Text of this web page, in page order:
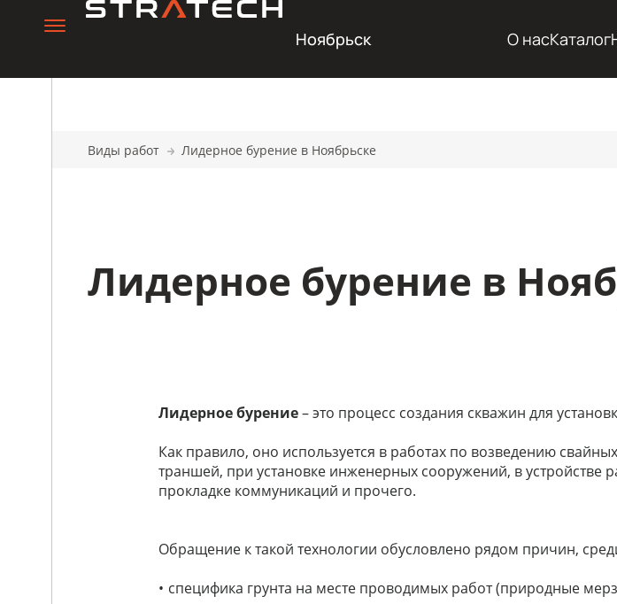
Ноябрьск О насКаталог
Виды работ Лидерное бурение в Ноябрьске
Лидерное бурение в
Лидерное бурение– это процесс создания скважин для
Как правило, оно используется в работах по возведению
траншей, при установке инженерных сооружений, в устройстве
прокладке коммуникаций и прочего.
Обращение к такой технологии обусловлено рядом причин,
специфика грунта на месте проводимых работ (природные